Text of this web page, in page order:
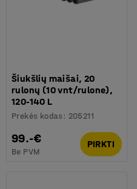
Šiukšlių maišai, 20
rulonų (10 vnt/rulone),
120-140 L
Prekės kodas : 205211
99.-€
Be PVM
PIRKTI